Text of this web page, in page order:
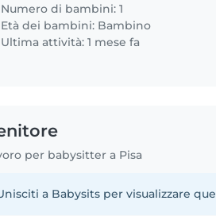
Numero di bambini: 1
Età dei bambini: Bambino
Ultima attività: 1 mese fa
per babysitter a Pisa
a Babysits per visualizzare